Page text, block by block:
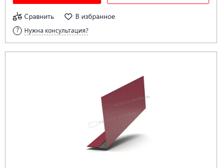
Сравнить В избранное
Нужна консультация?